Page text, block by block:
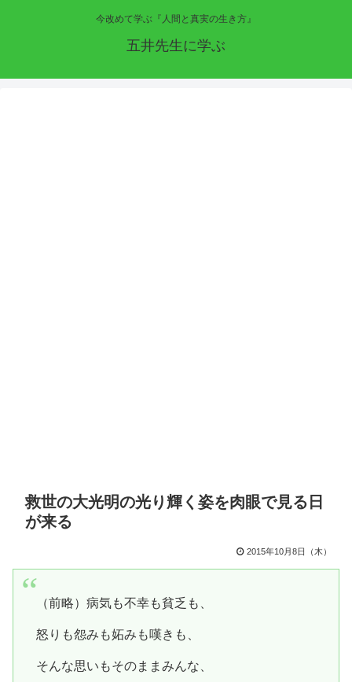
今改めて学ぶ『人間と真実の生き方』
五井先生に学ぶ
救世の大光明の光り輝く姿を肉眼で見る日
が来る
2015年10月8日（木）
（前略）病気も不幸も貧乏も、
怒りも怨みも妬みも嘆きも、
そんな思いもそのままみんな、